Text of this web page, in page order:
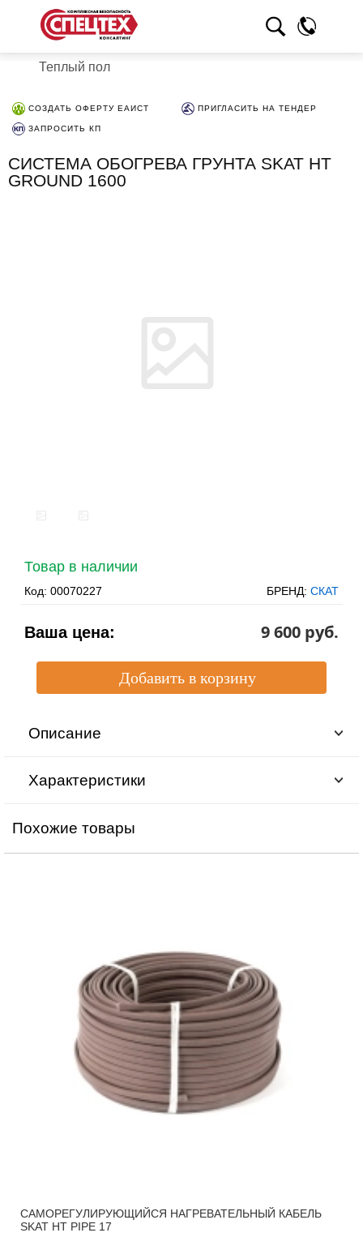
Теплый пол
СОЗДАТЬ ОФЕРТУ ЕАИСТ ПРИГЛАСИТЬ НА ТЕНДЕР
ЗАПРОСИТЬ КП
СИСТЕМА ОБОГРЕВА ГРУНТА SKAT HT
GROUND 1600
Товар в наличии
Код: 00070227 БРЕНД: СКАТ
Ваша цена: 9 600 pуб.
Описание
Характеристики
Похожие товары
САМОРЕГУЛИРУЮЩИЙСЯ НАГРЕВАТЕЛЬНЫЙ КАБЕЛЬ
SKAT HT PIPE 17